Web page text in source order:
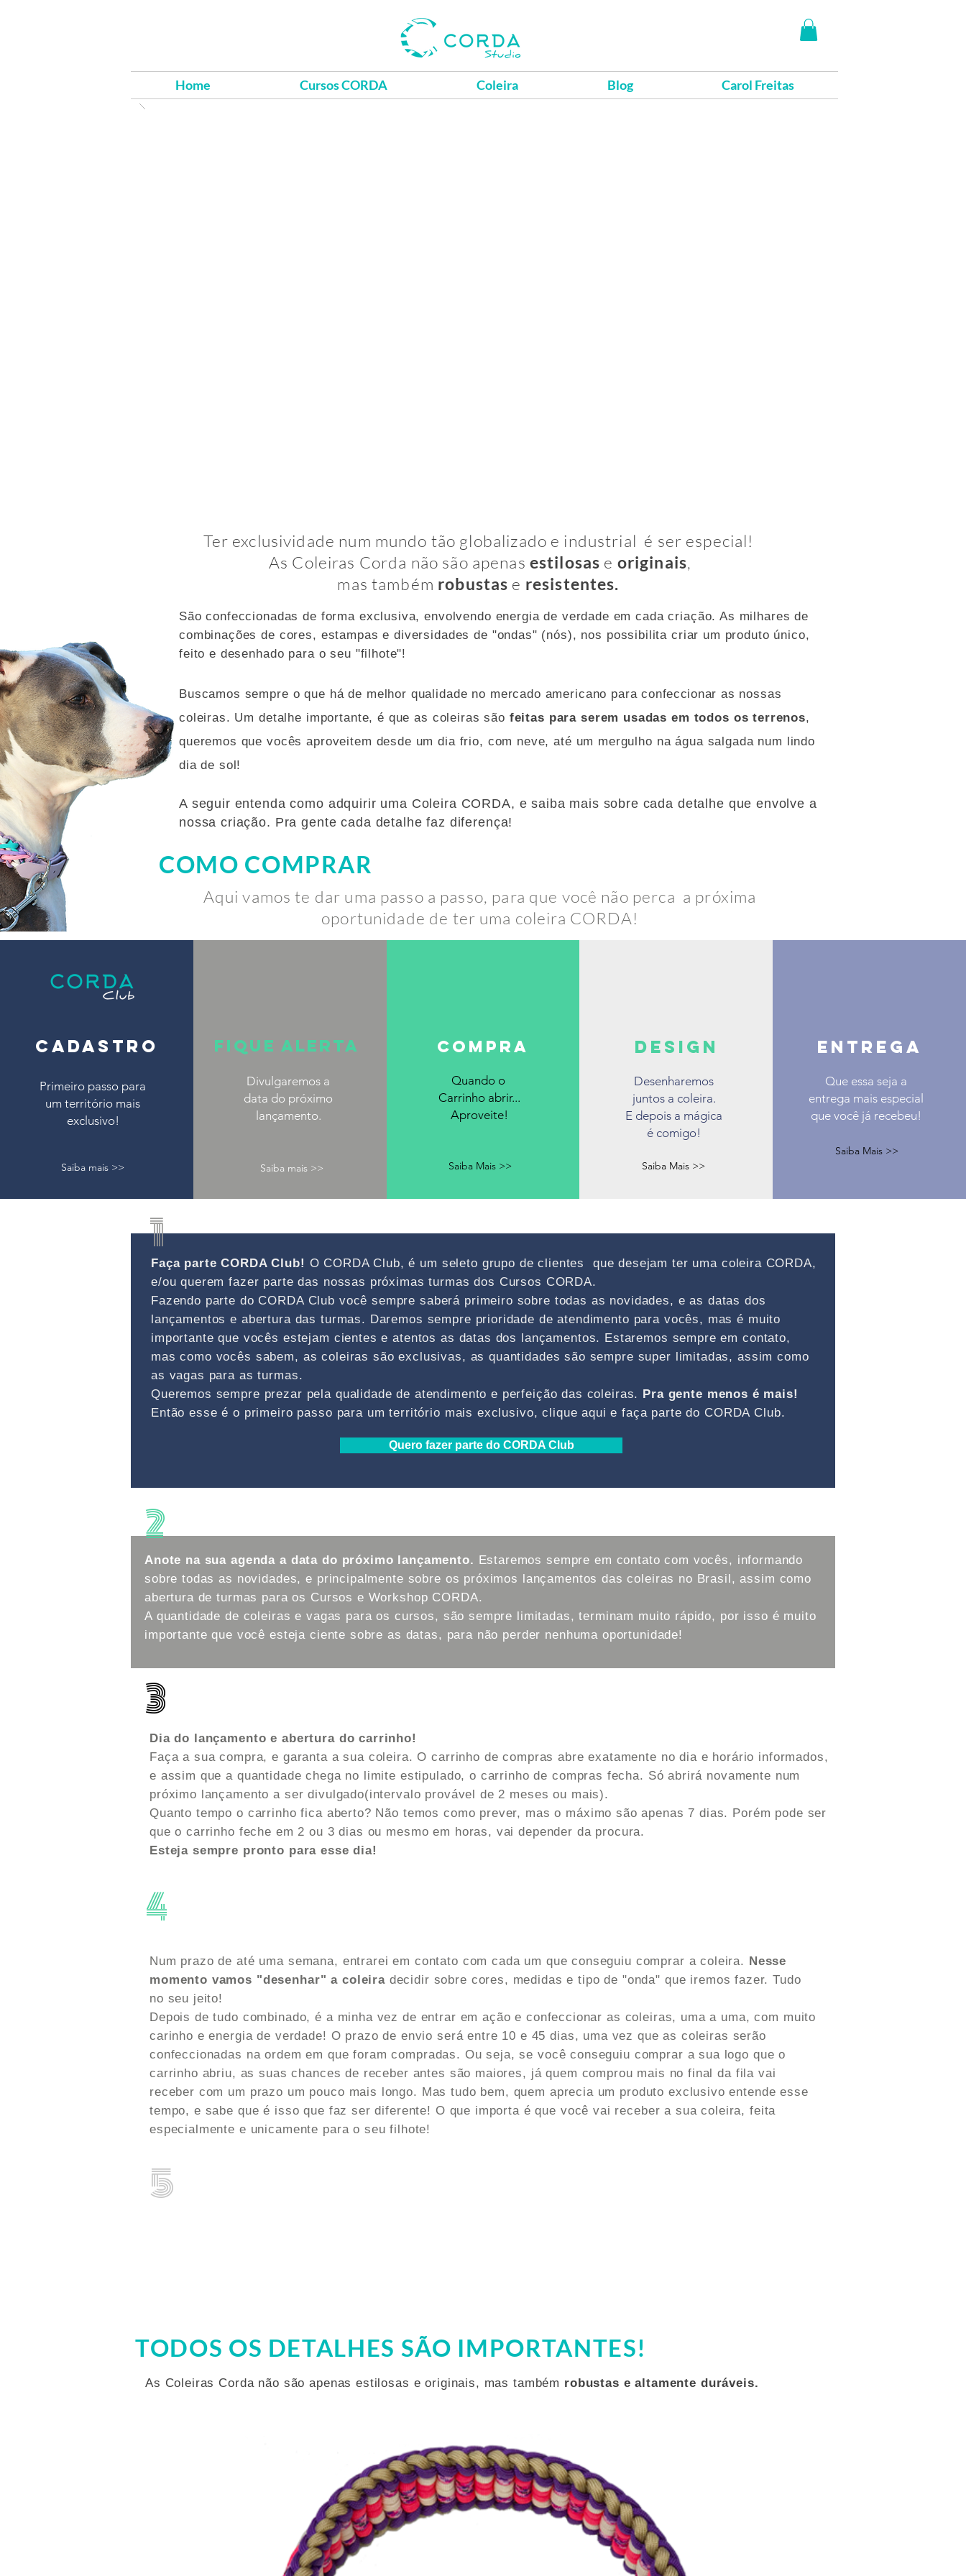
Home Cursos CORDA Coleira Blog Carol Freitas
Ter exclusividade num mundo tão globalizado e industrial é ser especial!
As Coleiras Corda não são apenas estilosas e originais,
mas também robustas e resistentes.
São confeccionadas de forma exclusiva, envolvendo energia de verdade em cada criação. As milhares de
combinações de cores, estampas e diversidades de "ondas" (nós), nos possibilita criar um produto único,
feito e desenhado para o seu "filhote"!
Buscamos sempre o que há de melhor qualidade no mercado americano paraconfeccionar as nossas
coleiras. Um detalhe importante, é que as coleiras são feitas para serem usadas em todos os terrenos,
queremos que vocês aproveitem desde um dia frio, com neve, até um mergulho na água salgada num lindo
dia de sol!
A seguir entenda como adquirir uma Coleira CORDA, e saiba mais sobre cada detalhe que envolve a
nossa criação. Pra gente cada detalhe faz diferença!
COMO COMPRAR
Aqui vamos te dar uma passo a passo, para que você não perca a próxima
oportunidade de ter uma coleira CORDA!
CADASTRO
Primeiro passo para
um território mais
exclusivo!
Saiba mais >>
Fique alerta
Divulgaremos a
data do próximo
lançamento.
Saiba mais >>
Compra
Quando o
Carrinho abrir...
Aproveite!
Saiba Mais >>
DESIGN
Desenharemos
juntos a coleira.
E depois a mágica
é comigo!
Saiba Mais >>
entrega
Que essa seja a
entrega mais especial
que você já recebeu!
Saiba Mais >>
Faça parte CORDA Club! O CORDA Club, é um seleto grupo de clientes que desejam ter uma coleira CORDA,
e/ou querem fazer parte das nossas próximas turmas dos Cursos CORDA.
Fazendo parte do CORDA Club você sempre saberá primeiro sobre todas as novidades, e as datas dos
lançamentos e abertura das turmas. Daremos sempre prioridade de atendimento para vocês, mas é muito
importante que vocês estejam cientes e atentos as datas dos lançamentos. Estaremos sempre em contato,
mas como vocês sabem, as coleiras são exclusivas, as quantidades são sempre super limitadas, assim como
as vagas para as turmas.
Queremos sempre prezar pela qualidade de atendimento e perfeição das coleiras. Pra gente menos é mais!
Então esse é o primeiro passo para um território mais exclusivo, clique aqui e faça parte do CORDA Club.
Quero fazer parte do CORDA Club
1
Anote na sua agenda a data do próximo lançamento. Estaremos sempre em contato com vocês, informando
sobre todas as novidades, e principalmente sobre os próximos lançamentos das coleiras no Brasil, assim como
abertura de turmas para os Cursos e Workshop CORDA.
A quantidade de coleiras e vagas para os cursos, são sempre limitadas, terminam muito rápido, por isso é muito
importante que você esteja ciente sobre as datas, para não perder nenhuma oportunidade!
2
3
Dia do lançamento e abertura do carrinho!
Faça a sua compra, e garanta a sua coleira. O carrinho de compras abre exatamente no dia e horário informados,
e assim que a quantidade chega no limite estipulado, o carrinho de compras fecha. Só abrirá novamente num
próximo lançamento a ser divulgado(intervalo provável de 2 meses ou mais).
Quanto tempo o carrinho fica aberto? Não temos como prever, mas o máximo são apenas 7 dias. Porém pode ser
que o carrinho feche em 2 ou 3 dias ou mesmo em horas, vai depender da procura.
Esteja sempre pronto para esse dia!
4
Num prazo de até uma semana, entrarei em contato com cada um que conseguiu comprar a coleira. Nesse
momento vamos "desenhar" a coleiradecidir sobre cores, medidas e tipo de "onda" que iremos fazer. Tudo
no seu jeito!
Depois de tudo combinado, é a minha vez de entrar em ação e confeccionar as coleiras, uma a uma, com muito
carinho e energia de verdade! O prazo de envio será entre 10 e 45 dias, uma vez que as coleiras serão
confeccionadas na ordem em que foram compradas. Ou seja, se você conseguiu comprar a sua logo que o
carrinho abriu, as suas chances de receber antes são maiores, já quem comprou mais no final da fila vai
receber com um prazo um pouco mais longo. Mas tudo bem, quem aprecia um produto exclusivo entende esse
tempo, e sabe que é isso que faz ser diferente! O que importa é que você vai receber a sua coleira, feita
especialmente e unicamente para o seu filhote!
5
TODOS OS DETALHES SÃO IMPORTANTES!
As Coleiras Corda não são apenas estilosas e originais, mas também robustas e altamente duráveis.